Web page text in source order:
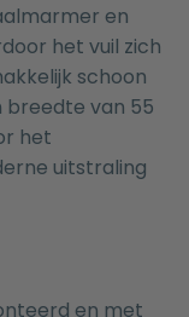
en
het vuil zich
schoon
breedte van 55
het
uitstraling
en met